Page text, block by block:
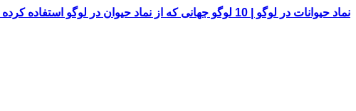
نماد حیوانات در لوگو | 10 لوگو جهانی که از نماد حیوان در لوگو استفاده کرده اند